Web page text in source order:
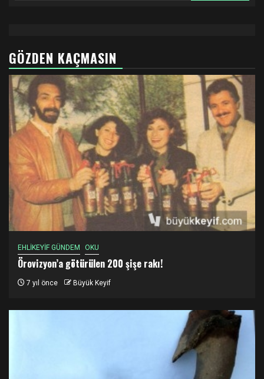
GÖZDEN KAÇMASIN
EHLİKEYİF GÜNDEM OKU
Örovizyon’a götürülen 200 şişe rakı!
7 yıl önce Büyük Keyif